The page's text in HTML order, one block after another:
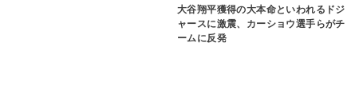
大谷翔平獲得の大本命といわれるドジ
ャースに激震、カーショウ選手らがチ
ームに反発